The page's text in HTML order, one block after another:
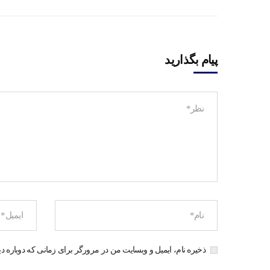
پیام بگذارید
ذخیره نام، ایمیل و وبسایت من در مرورگر برای زمانی که دوباره